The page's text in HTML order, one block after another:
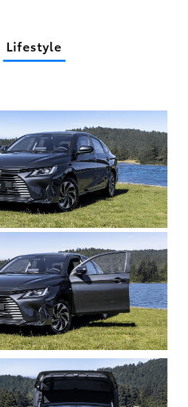
Lifestyle
Clic
para
agrandar
foto
Clic
para
agrandar
foto